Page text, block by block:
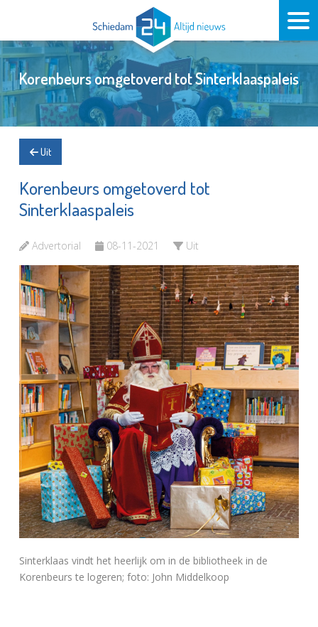
Korenbeurs omgetoverd tot Sinterklaaspaleis
Uit
Korenbeurs omgetoverd tot
Sinterklaaspaleis
Advertorial 08-11-2021 Uit
Sinterklaas vindt het heerlijk om in de bibliotheek in de
Korenbeurs te logeren; foto: John Middelkoop